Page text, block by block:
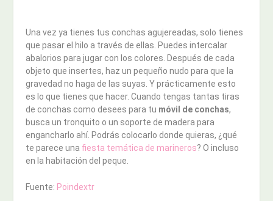
Una vez ya tienes tus conchas agujereadas, solo tienes
que pasar el hilo a través de ellas. Puedes intercalar
abalorios para jugar con los colores. Después de cada
objeto que insertes, haz un pequeño nudo para que la
gravedad no haga de las suyas. Y prácticamente esto
es lo que tienes que hacer. Cuando tengas tantas tiras
de conchas como desees para tu móvil de conchas,
busca un tronquito o un soporte de madera para
engancharlo ahí. Podrás colocarlo donde quieras, ¿qué
te parece una fiesta temática de marineros? O incluso
en la habitación del peque.
Fuente: Poindextr